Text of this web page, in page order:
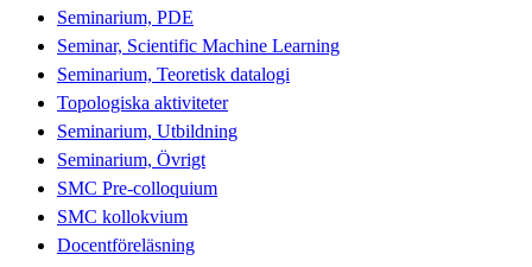
Seminarium, PDE
Seminar, Scientific Machine Learning
Seminarium, Teoretisk datalogi
Topologiska aktiviteter
Seminarium, Utbildning
Seminarium, Övrigt
SMC Pre-colloquium
SMC kollokvium
Docentföreläsning